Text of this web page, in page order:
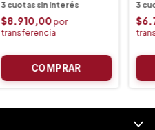
$8.910,00